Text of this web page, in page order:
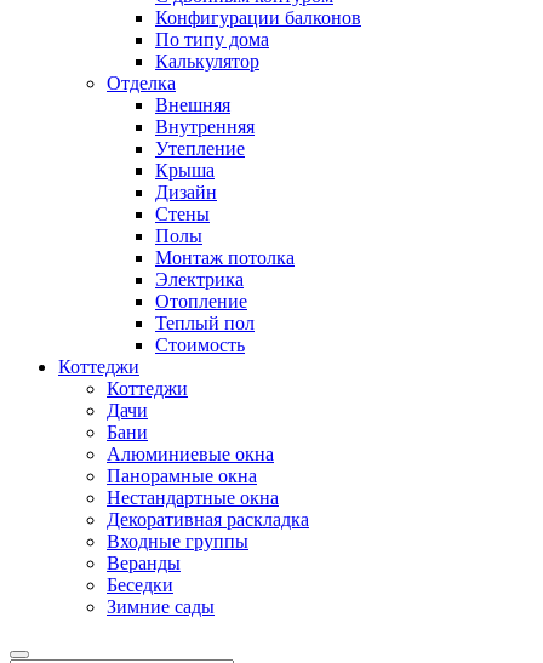
Конфигурации балконов
По типу дома
Калькулятор
Отделка
Внешняя
Внутренняя
Утепление
Крыша
Дизайн
Стены
Полы
Монтаж потолка
Электрика
Отопление
Теплый пол
Стоимость
Коттеджи
Коттеджи
Дачи
Бани
Алюминиевые окна
Панорамные окна
Нестандартные окна
Декоративная раскладка
Входные группы
Веранды
Беседки
Зимние сады